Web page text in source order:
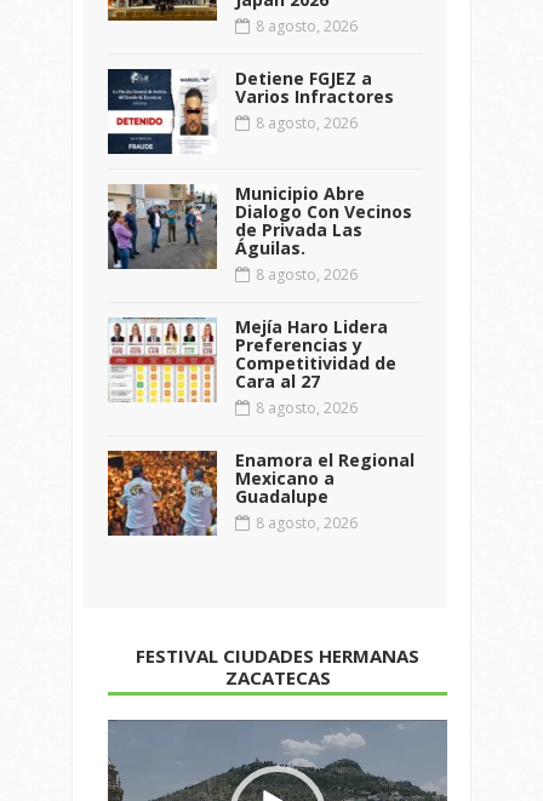
8 agosto, 2026
Detiene FGJEZ a
Varios Infractores
8 agosto, 2026
Municipio Abre
Dialogo Con Vecinos
de Privada Las
Águilas.
8 agosto, 2026
Mejía Haro Lidera
Preferencias y
Competitividad de
Cara al 27
8 agosto, 2026
Enamora el Regional
Mexicano a
Guadalupe
8 agosto, 2026
FESTIVAL CIUDADES HERMANAS
ZACATECAS
de
vídeo